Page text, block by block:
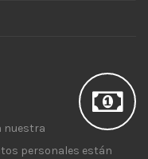
nuestra
personales están